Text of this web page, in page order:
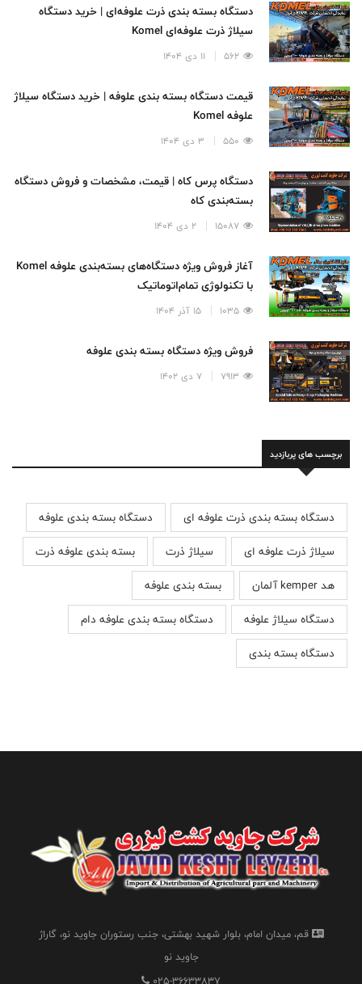
دستگاه بسته بندی ذرت علوفه‌ای | خرید دستگاه
سیلاژ ذرت علوفه‌ای Komel
562 11 دی 1404
قیمت دستگاه بسته بندی علوفه | خرید دستگاه سیلاژ
علوفه Komel
550 3 دی 1404
دستگاه پرس کاه | قیمت، مشخصات و فروش دستگاه
بسته‌بندی کاه
15087 2 دی 1404
آغاز فروش ویژه دستگاه‌های بسته‌بندی علوفه Komel
با تکنولوژی تمام‌اتوماتیک
1035 15 آذر 1404
فروش ویژه دستگاه بسته بندی علوفه
7913 7 دی 1402
برچسب های پربازدید
دستگاه بسته بندی ذرت علوفه ای
دستگاه بسته بندی علوفه
سیلاژ ذرت علوفه ای
سیلاژ ذرت
بسته بندی علوفه ذرت
هد kemper آلمان
بسته بندی علوفه
دستگاه سیلاژ علوفه
دستگاه بسته بندی علوفه دام
دستگاه بسته بندی
قم، میدان امام، بلوار شهید بهشتی، جنب رستوران جاوید نو، گاراژ
جاوید نو